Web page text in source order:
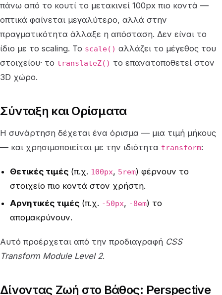
πάνω από το κουτί το μετακινεί 100px πιο κοντά —
οπτικά φαίνεται μεγαλύτερο, αλλά στην
πραγματικότητα άλλαξε η απόσταση. Δεν είναι το
ίδιο με το scaling. Το scale() αλλάζει το μέγεθος του
στοιχείου· το translateZ() το επανατοποθετεί στον
3D χώρο.
Σύνταξη και Ορίσματα
Η συνάρτηση δέχεται ένα όρισμα — μια τιμή μήκους
— και χρησιμοποιείται με την ιδιότητα transform:
Θετικές τιμές (π.χ. 100px, 5rem) φέρνουν το
στοιχείο πιο κοντά στον χρήστη.
Αρνητικές τιμές (π.χ. -50px, -8em) το
απομακρύνουν.
Αυτό προέρχεται από την προδιαγραφή CSS
Transform Module Level 2.
Δίνοντας Ζωή στο Βάθος: Perspective